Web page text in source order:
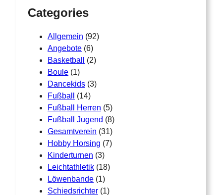
Categories
Allgemein (92)
Angebote (6)
Basketball
(2)
Boule (1)
Dancekids (3)
Fußball
(14)
Fußball Herren (5)
Fußball Jugend (8)
Gesamtverein (31)
Hobby Horsing (7)
Kinderturnen (3)
Leichtathletik (18)
Löwenbande (1)
Schiedsrichter (1)